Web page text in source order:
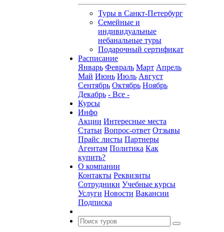
Туры в Санкт-Петербург
Семейные и
индивидуальные
небанальные туры
Подарочный сертификат
Расписание
Январь Февраль Март Апрель
Май Июнь Июль Август
Сентябрь Октябрь Ноябрь
Декабрь - Все -
Курсы
Инфо
Акции Интересные места
Статьи Вопрос-ответ Отзывы
Прайс листы Партнеры
Агентам Политика Как
купить?
О компании
Контакты Реквизиты
Сотрудники Учебные курсы
Услуги Новости Вакансии
Подписка